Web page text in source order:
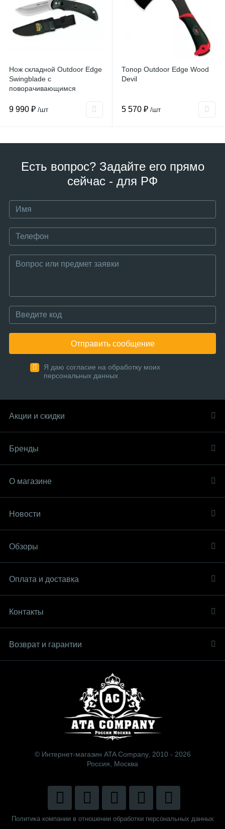
Нож складной Outdoor Edge
Swingblade с
поворачивающимся
9 990 ₽ /шт
Топор Outdoor Edge Wood
Devil
5 570 ₽ /шт
Есть вопрос? Задайте его прямо
сейчас - для РФ
Отправить сообщение
Я даю согласие на обработку моих
персональных данных
Акции и скидки
Бренды
О магазине
Новости
Обзоры
Оплата и доставка
Контакты
Возврат и гарантии
© Интернет-магазин ATA Company, 2010 - 2026
Россия, Москва
Политика компании в отношении обработки персональных данных